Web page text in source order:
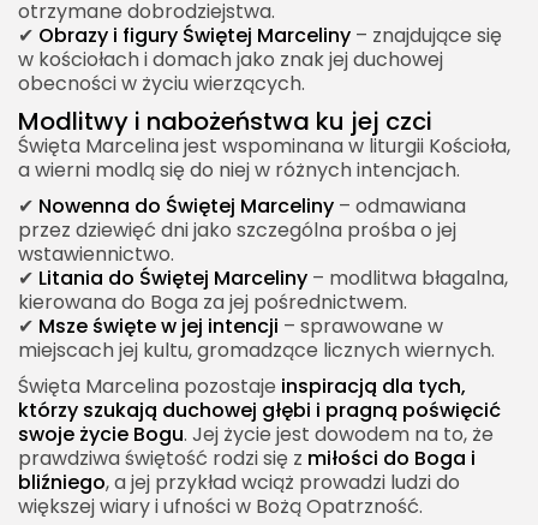
otrzymane dobrodziejstwa.
✔ Obrazy i figury Świętej Marceliny – znajdujące się
w kościołach i domach jako znak jej duchowej
obecności w życiu wierzących.
Modlitwy i nabożeństwa ku jej czci
Święta Marcelina jest wspominana w liturgii Kościoła,
a wierni modlą się do niej w różnych intencjach.
✔ Nowenna do Świętej Marceliny – odmawiana
przez dziewięć dni jako szczególna prośba o jej
wstawiennictwo.
✔ Litania do Świętej Marceliny – modlitwa błagalna,
kierowana do Boga za jej pośrednictwem.
✔ Msze święte w jej intencji – sprawowane w
miejscach jej kultu, gromadzące licznych wiernych.
Święta Marcelina pozostaje inspiracją dla tych,
którzy szukają duchowej głębi i pragną poświęcić
swoje życie Bogu. Jej życie jest dowodem na to, że
prawdziwa świętość rodzi się z miłości do Boga i
bliźniego, a jej przykład wciąż prowadzi ludzi do
większej wiary i ufności w Bożą Opatrzność.